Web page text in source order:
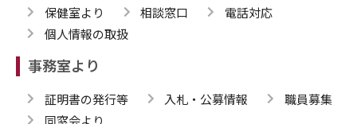
保健室より
相談窓口
電話対応
個人情報の取扱
事務室より
証明書の発行等 入札・公募情報
職員募集
同窓会より